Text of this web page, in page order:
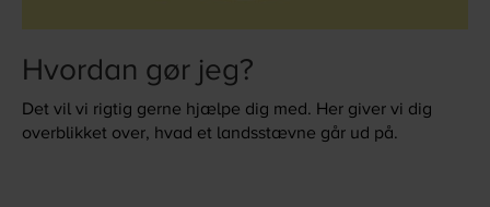
Hvordan gør jeg?
Det vil vi rigtig gerne hjælpe dig med. Her giver vi dig
overblikket over, hvad et landsstævne går ud på.